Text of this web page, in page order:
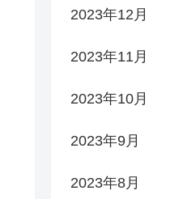
2023年12月
2023年11月
2023年10月
2023年9月
2023年8月